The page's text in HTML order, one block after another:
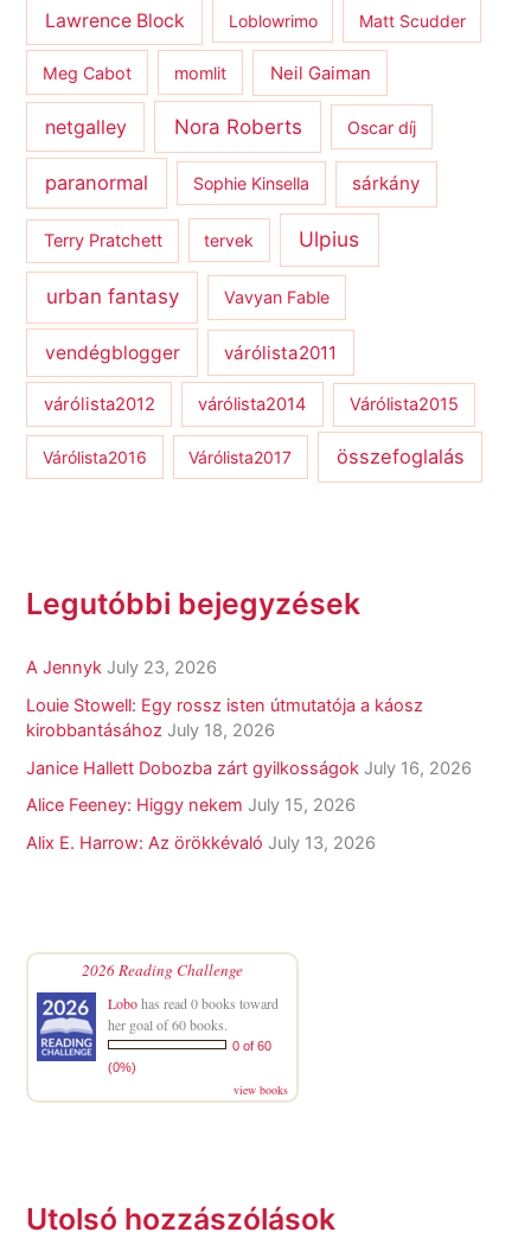
Lawrence Block Loblowrimo Matt Scudder
Meg Cabot momlit Neil Gaiman
netgalley Nora Roberts Oscar díj
paranormal Sophie Kinsella sárkány
Terry Pratchett tervek Ulpius
urban fantasy Vavyan Fable
vendégblogger várólista2011
várólista2012 várólista2014 Várólista2015
Várólista2016 Várólista2017 összefoglalás
Legutóbbi bejegyzések
A Jennyk July 23, 2026
Louie Stowell: Egy ​rossz isten útmutatója a káosz
kirobbantásához July 18, 2026
Janice Hallett Dobozba zárt gyilkosságok July 16, 2026
Alice Feeney: Higgy nekem July 15, 2026
Alix E. Harrow: Az örökkévaló July 13, 2026
2026 Reading Challenge
Lobohas read 0 books toward
her goal of 60 books.
0 of 60
(0%)
view books
Utolsó hozzászólások